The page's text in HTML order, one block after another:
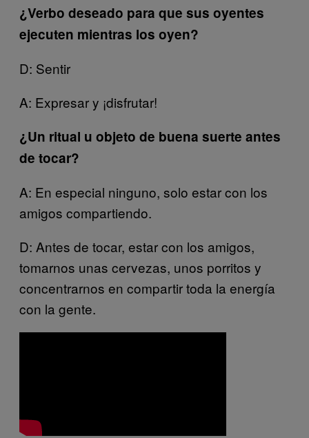
¿Verbo deseado para que sus oyentes
ejecuten mientras los oyen?
D: Sentir
A: Expresar y ¡disfrutar!
¿Un ritual u objeto de buena suerte antes
de tocar?
A: En especial ninguno, solo estar con los
amigos compartiendo.
D: Antes de tocar, estar con los amigos,
tomarnos unas cervezas, unos porritos y
concentrarnos en compartir toda la energía
con la gente.